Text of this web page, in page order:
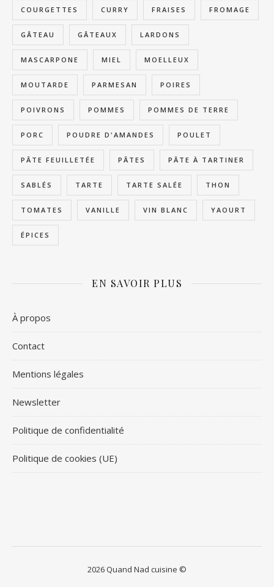
COURGETTES CURRY FRAISES FROMAGE
GÂTEAU GÂTEAUX LARDONS
MASCARPONE MIEL MOELLEUX
MOUTARDE PARMESAN POIRES
POIVRONS POMMES POMMES DE TERRE
PORC POUDRE D'AMANDES POULET
PÂTE FEUILLETÉE PÂTES PÂTE À TARTINER
SABLÉS TARTE TARTE SALÉE THON
TOMATES VANILLE VIN BLANC YAOURT
ÉPICES
EN SAVOIR PLUS
À propos
Contact
Mentions légales
Newsletter
Politique de confidentialité
Politique de cookies (UE)
2026 Quand Nad cuisine ©